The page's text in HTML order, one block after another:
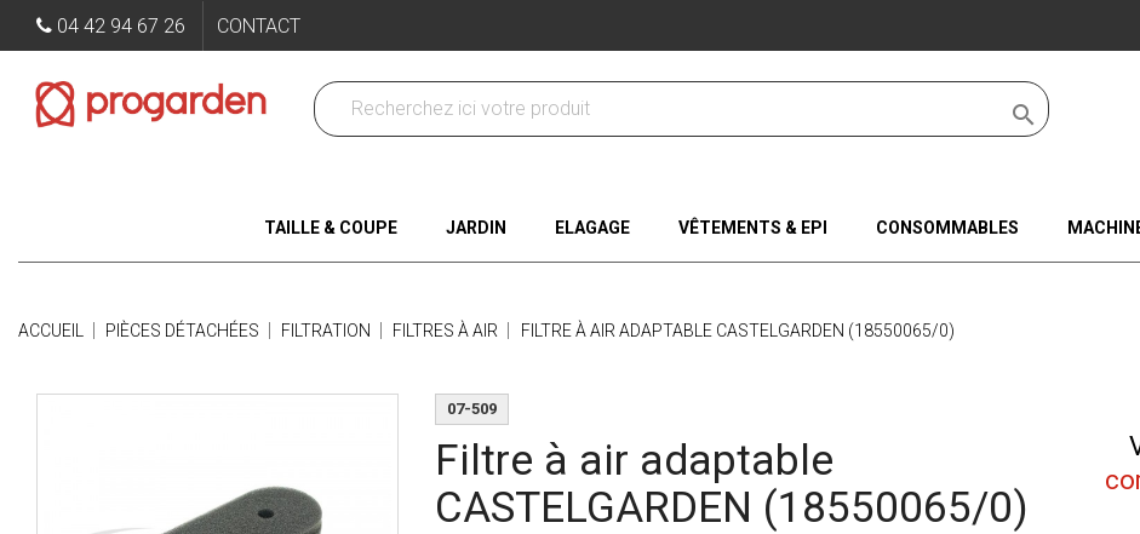
04 42 94 67 26 CONTACT

TAILLE & COUPE JARDIN ELAGAGE VÊTEMENTS & EPI CONSOMMABLES
ACCUEIL PIÈCES DÉTACHÉES FILTRATION FILTRES À AIR FILTRE À AIR ADAPTABLE CASTELGARDEN (18550065/0)
07-509
Filtre à air adaptable
CASTELGARDEN (18550065/0)